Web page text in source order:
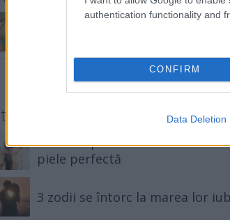
authentication functionality and
CONFIRM
Data Deletion
Peeling chimic inainte de
asemănătoare
8 lucruri pe care sa nu le faci în
piele perfectă
3 zodii se întorc la marea lor